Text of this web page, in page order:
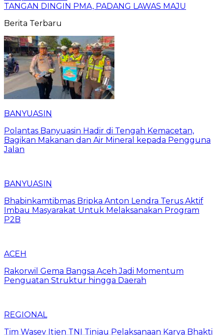
TANGAN DINGIN PMA, PADANG LAWAS MAJU
Berita Terbaru
BANYUASIN
Polantas Banyuasin Hadir di Tengah Kemacetan,
Bagikan Makanan dan Air Mineral kepada Pengguna
Jalan
BANYUASIN
Bhabinkamtibmas Bripka Anton Lendra Terus Aktif
Imbau Masyarakat Untuk Melaksanakan Program
P2B
ACEH
Rakorwil Gema Bangsa Aceh Jadi Momentum
Penguatan Struktur hingga Daerah
REGIONAL
Tim Wasev Itjen TNI Tinjau Pelaksanaan Karya Bhakti